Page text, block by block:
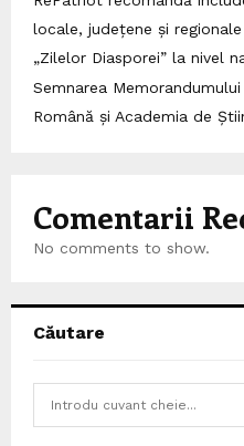
locale, județene și
„Zilelor Diasporei” la nivel
Semnarea
Română și Academia de
Comentarii
No comments to show.
Căutare